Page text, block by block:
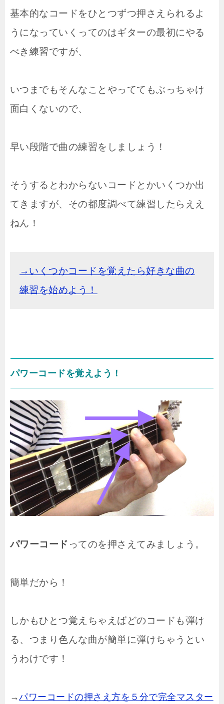
基本的なコードをひとつずつ押さえられるよ
うになっていくってのはギターの最初にやる
べき練習ですが、
いつまでもそんなことやっててもぶっちゃけ
面白くないので、
早い段階で曲の練習をしましょう！
そうするとわからないコードとかいくつか出
てきますが、その都度調べて練習したらええ
ねん！
→いくつかコードを覚えたら好きな曲の
練習を始めよう！
パワーコードを覚えよう！
パワーコード ってのを押さえてみましょう。
簡単だから！
しかもひとつ覚えちゃえばどのコードも弾け
る、つまり色んな曲が簡単に弾けちゃうとい
うわけです！
→パワーコードの押さえ方を５分で完全マスター